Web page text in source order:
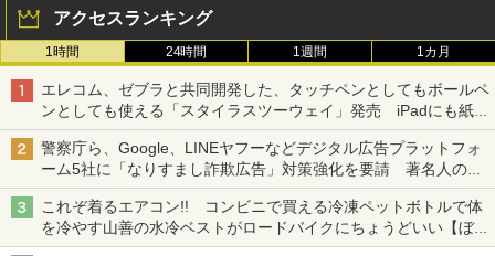
アクセスランキング
1時間 24時間 1週間 1カ月
エレコム、ゼブラと共同開発した、タッチペンとしてもボールペ
ンとしても使える「スタイラスツーウェイ」発売 iPadにも紙に
も、持ち替えずに書き込める
警察庁ら、Google、LINEヤフーなどデジタル広告プラットフォ
ーム5社に「なりすまし詐欺広告」対策強化を要請 著名人の写
真や映像を使った投資詐欺などへの対策として
これぞ着るエアコン!! コンビニで買える冷凍ペットボトルで体
を冷やす山善の水冷ベストがロードバイクにちょうどいい【ぼっ
ち・ざ・ろーど！その14】【空いた時間でなにしてる？】